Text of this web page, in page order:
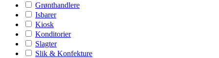
Grønthandlere
Isbarer
Kiosk
Konditorier
Slagter
Slik & Konfekture